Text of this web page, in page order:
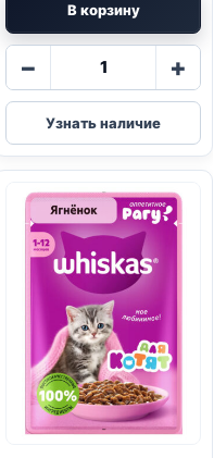
В корзину
−
Количество
Whiskas
(ТЕЛЯТИНА
И
75г
+
Узнать наличие